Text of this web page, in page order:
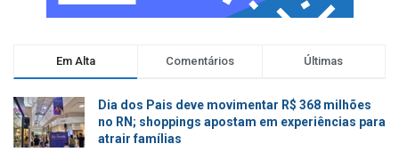
Em Alta Comentários Últimas
Dia dos Pais deve movimentar R$ 368 milhões
no RN; shoppings apostam em experiências para
atrair famílias